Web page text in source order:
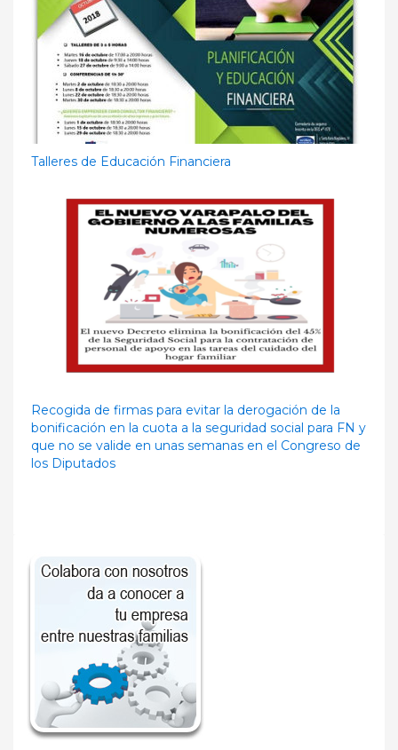
Talleres de Educación Financiera
Recogida de firmas para evitar la derogación de la
bonificación en la cuota a la seguridad social para FN y
que no se valide en unas semanas en el Congreso de
los Diputados